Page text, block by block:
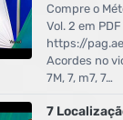
Compre o
Vol. 2 em
https://
Acordes no
7M, 7, m7, 7…
7